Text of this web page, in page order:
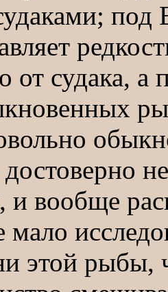
под
от судака,
и вообще
мало
этой рыбы,